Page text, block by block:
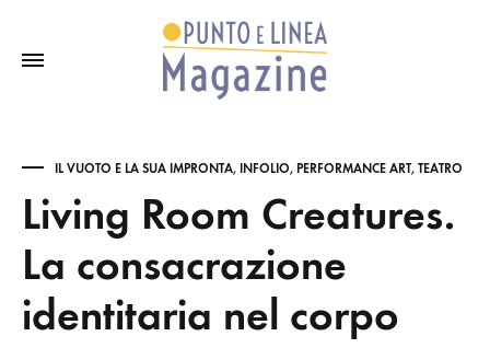
IL VUOTO E LA SUA IMPRONTA, INFOLIO, PERFORMANCE ART, TEATRO
Living Room Creatures.
La consacrazione
identitaria nel corpo